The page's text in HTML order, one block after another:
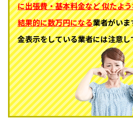
に出張費・基本料金など似たよ
結果的に数万円になる業者がいま
金表示をしている業者には注意